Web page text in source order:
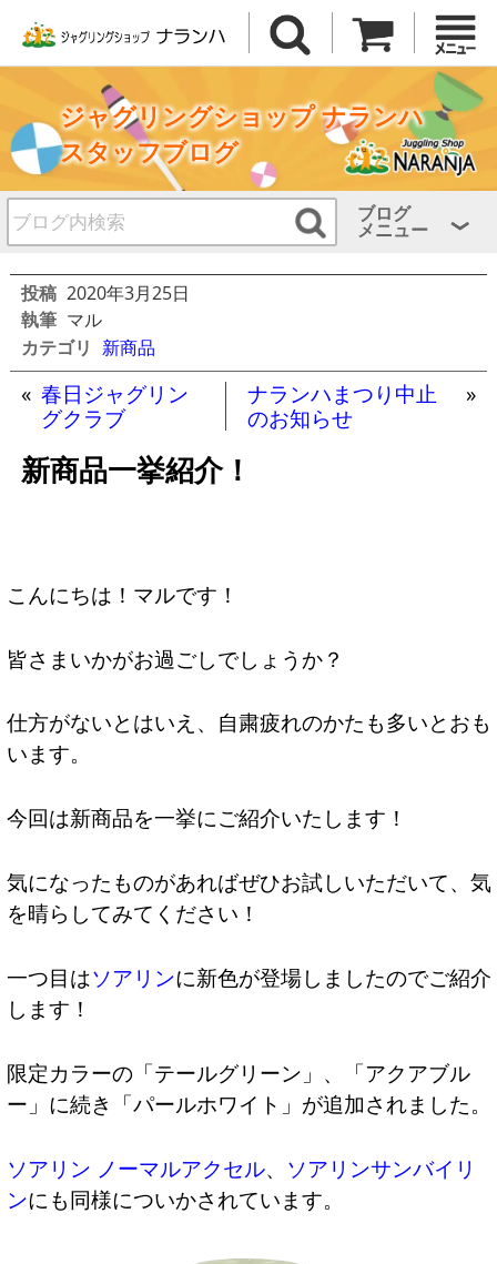
ジャグリングショップ ナランハ
スタッフブログ
ブログ
メニュー
投稿 2020年3月25日
執筆 マル
カテゴリ 新商品
« 春日ジャグリン
グクラブ
ナランハまつり中止
のお知らせ
»
新商品一挙紹介！
こんにちは！マルです！
皆さまいかがお過ごしでしょうか？
仕方がないとはいえ、自粛疲れのかたも多いとおも
います。
今回は新商品を一挙にご紹介いたします！
気になったものがあればぜひお試しいただいて、気
を晴らしてみてください！
一つ目はソアリンに新色が登場しましたのでご紹介
します！
限定カラーの「テールグリーン」、「アクアブル
ー」に続き「パールホワイト」が追加されました。
ソアリン ノーマルアクセル、 ソアリンサンバイリ
ンにも同様についかされています。